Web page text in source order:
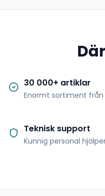
30 000+ artiklar
Enormt sortiment från
Teknisk support
Kunnig personal